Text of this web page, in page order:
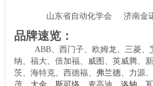
山东省自动化学会 济南金
品牌速览：
ABB、西门子、欧姆龙、三菱
纳、福大、倍加福、威图、英威腾、
茨、海特克、西德福、 弗兰德、力源、